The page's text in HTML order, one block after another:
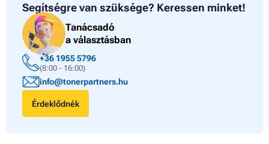
Segítségre van szüksége? Keressen minket!
Tanácsadó
a választásban
+36 1955 5796
(8:00 - 16:00)
info@tonerpartners.hu
Érdeklődnék